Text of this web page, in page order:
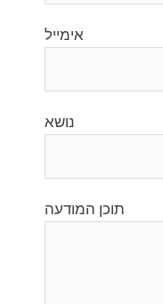
אימייל
נושא
תוכן המודעה